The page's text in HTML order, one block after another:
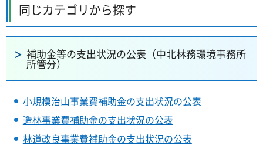
同じカテゴリから探す
補助金等の支出状況の公表（中北林務環境事務所
所管分）
小規模治山事業費補助金の支出状況の公表
造林事業費補助金の支出状況の公表
林道改良事業費補助金の支出状況の公表